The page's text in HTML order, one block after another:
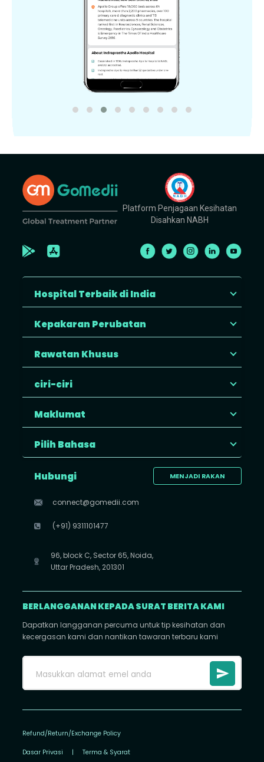
Platform Penjagaan Kesihatan
Disahkan NABH
Hospital Terbaik di India
Kepakaran Perubatan
Rawatan Khusus
ciri-ciri
Maklumat
Pilih Bahasa
MENJADI RAKAN
Hubungi
connect@gomedii.com
(+91) 9311101477
96, block C, Sector 65, Noida,
Uttar Pradesh, 201301
BERLANGGANAN KEPADA SURAT BERITA KAMI
Dapatkan langganan percuma untuk tip kesihatan dan
kecergasan kami dan nantikan tawaran terbaru kami
Refund/Return/Exchange Policy
Dasar Privasi | Terma & Syarat